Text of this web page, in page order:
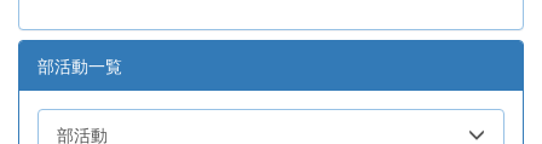
部活動一覧
部活動